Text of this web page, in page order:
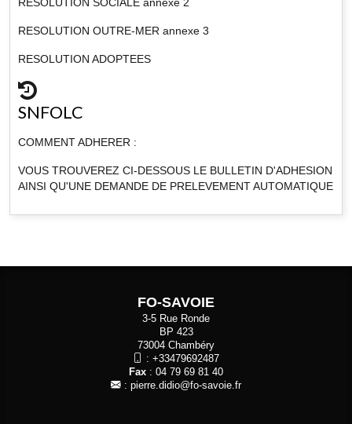
RESOLUTION OUTRE-MER annexe 3
RESOLUTION ADOPTEES
SNFOLC
COMMENT ADHERER :
VOUS TROUVEREZ CI-DESSOUS LE BULLETIN D'ADHESION
AINSI QU'UNE DEMANDE DE PRELEVEMENT AUTOMATIQUE
FO-SAVOIE
3-5 Rue Ronde
BP 423
73004 Chambéry
: +33479692487
Fax : 04 79 69 81 40
: pierre.didio@fo-savoie.fr